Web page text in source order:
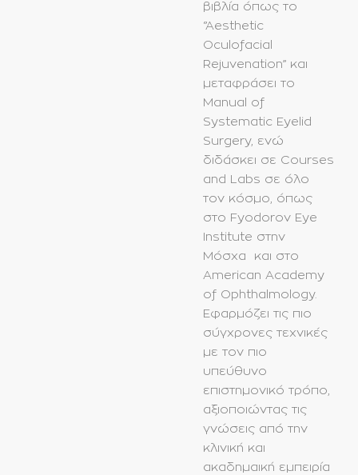
βιβλία όπως το
‘’Αesthetic
Oculofacial
Rejuvenation” και
μεταφράσει το
Μanual of
Systematic Eyelid
Surgery, ενώ
διδάσκει σε Courses
and Labs σε όλο
τον κόσμο, όπως
στο Fyodorov Eye
Institute στην
Μόσχα και στο
Αmerican Academy
of Ophthalmology.
Εφαρμόζει τις πιο
σύγχρονες τεχνικές
με τον πιο
υπεύθυνο
επιστημονικό τρόπο,
αξιοποιώντας τις
γνώσεις από την
κλινική και
ακαδημαική εμπειρία